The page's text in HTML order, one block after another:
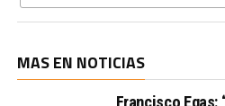
MAS EN NOTICIAS
Francisco Egas: